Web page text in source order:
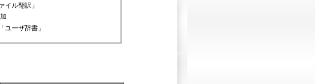
イル翻訳」
ユーザ辞書」